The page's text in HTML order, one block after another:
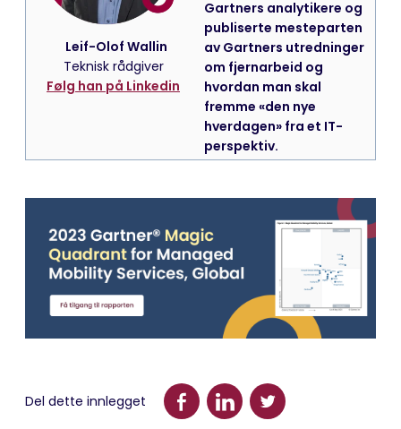
Leif-Olof Wallin
Teknisk rådgiver
Følg han på Linkedin
Gartners analytikere og
publiserte mesteparten
av Gartners utredninger
om fjernarbeid og
hvordan man skal
fremme «den nye
hverdagen» fra et IT-
perspektiv.
Del dette innlegget